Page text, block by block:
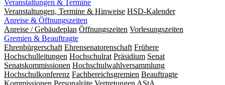
Veranstaltungen & Termine
Veranstaltungen, Termine & Hinweise HSD-Kalender
Anreise & Öffnungszeiten
Anreise / Gebäudeplan Öffnungszeiten Vorlesungszeiten
Gremien & Beauftragte
Ehrenbürgerschaft Ehrensenatorenschaft Frühere
Hochschulleitungen Hochschulrat Präsidium Senat
Senatskommissionen Hochschulwahlversammlung
Hochschulkonferenz Fachbereichsgremien Beauftragte
Kommissionen Personalräte Vertretungen AStA